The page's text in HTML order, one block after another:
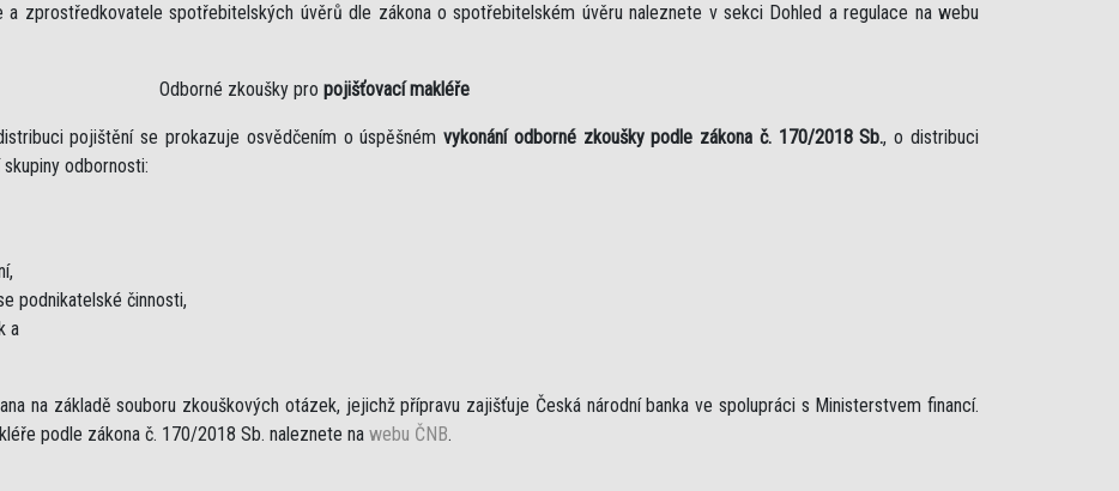
zprostředkovatele spotřebitelských úvěrů dle zákona o spotřebitelském úvěru naleznete v sekci Dohled a regulace na webu
Odborné zkoušky pro pojišťovací makléře
pojištění se prokazuje osvědčením o úspěšnémvykonání odborné zkoušky podle zákona č. 170/2018 Sb., o distribuci
odbornosti:
podnikatelské činnosti,
a
na základě souboru zkouškových otázek, jejichž přípravu zajišťuje Česká národní banka ve spolupráci s Ministerstvem financí.
podle zákona č. 170/2018 Sb. naleznete na webu ČNB.